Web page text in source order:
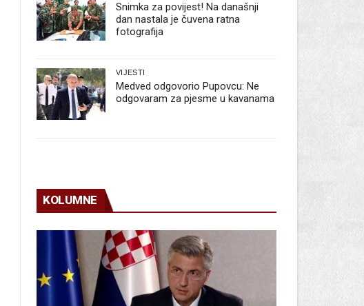
Snimka za povijest! Na današnji
dan nastala je čuvena ratna
fotografija
VIJESTI
Medved odgovorio Pupovcu: Ne
odgovaram za pjesme u kavanama
KOLUMNE